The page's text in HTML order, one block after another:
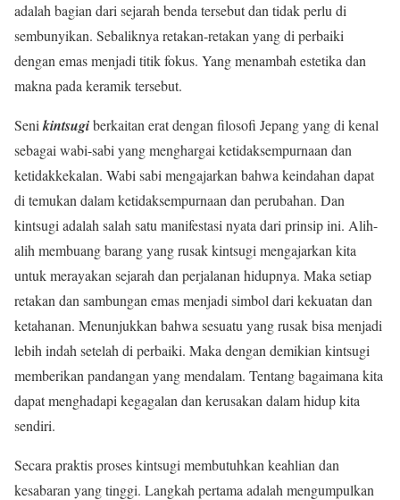
adalah bagian dari sejarah benda tersebut dan tidak perlu di
sembunyikan. Sebaliknya retakan-retakan yang di perbaiki
dengan emas menjadi titik fokus. Yang menambah estetika dan
makna pada keramik tersebut.
Seni kintsugiberkaitan erat dengan filosofi Jepang yang di kenal
sebagai wabi-sabi yang menghargai ketidaksempurnaan dan
ketidakkekalan. Wabi sabi mengajarkan bahwa keindahan dapat
di temukan dalam ketidaksempurnaan dan perubahan. Dan
kintsugi adalah salah satu manifestasi nyata dari prinsip ini. Alih-
alih membuang barang yang rusak kintsugi mengajarkan kita
untuk merayakan sejarah dan perjalanan hidupnya. Maka setiap
retakan dan sambungan emas menjadi simbol dari kekuatan dan
ketahanan. Menunjukkan bahwa sesuatu yang rusak bisa menjadi
lebih indah setelah di perbaiki. Maka dengan demikian kintsugi
memberikan pandangan yang mendalam. Tentang bagaimana kita
dapat menghadapi kegagalan dan kerusakan dalam hidup kita
sendiri.
Secara praktis proses kintsugi membutuhkan keahlian dan
kesabaran yang tinggi. Langkah pertama adalah mengumpulkan